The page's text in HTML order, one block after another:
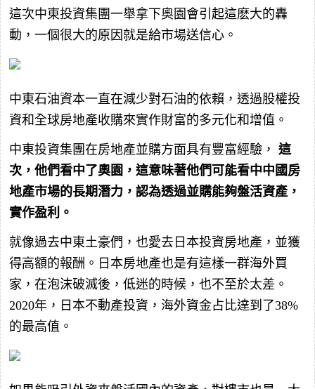
這次中東投資集團一舉拿下奧園會引起這麽大的轟
動，一個很大的原因就是給市場送信心。
中東石油資本一直在減少對石油的依賴，透過股權投
資和全球房地產收購來實作財富的多元化和增值。
中東投資集團在房地產並購方面具有豐富經驗， 這
次，他們看中了奧園，這意味著他們可能看中中國房
地產市場的長期潛力，認為透過並購能夠盤活資產，
實作盈利。
就像過去中東土豪們，也愛去日本投資房地產，並獲
得高額的報酬。日本房地產也是有這樣一群海外買
家，在泡沫破滅後，低迷的時候，也不至於太差。
2020年，日本不動產投資，海外資金占比達到了38%
的最高值。